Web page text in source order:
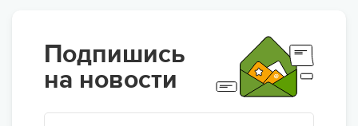
Подпишись
на новости